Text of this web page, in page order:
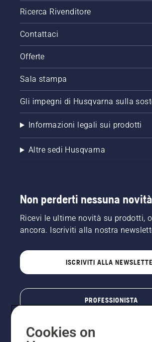
Ricerca Rivenditore
Contattaci
Offerte
Sala stampa
Gli impegni di Husqvarna sulla
Informazioni legali sui prodotti
Altre sedi Husqvarna
Non perderti nessuna
Ricevi le ultime novità su prodotti,
ancora. Iscriviti alla nostra
ISCRIVITI ALLA
PROFESSIONISTA
Cookies on